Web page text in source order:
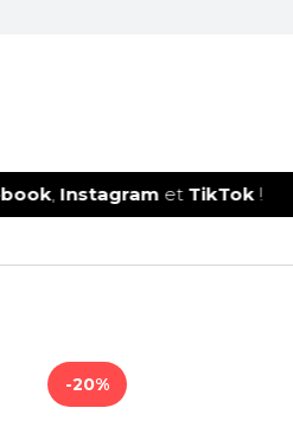
,Instagram etTikTok!
-20%